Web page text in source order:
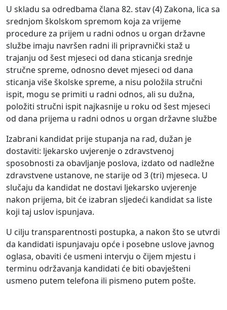
U skladu sa odredbama člana 82. stav (4) Zakona, lica sa
srednjom školskom spremom koja za vrijeme
procedure za prijem u radni odnos u organ državne
službe imaju navršen radni ili pripravnički staž u
trajanju od šest mjeseci od dana sticanja srednje
stručne spreme, odnosno devet mjeseci od dana
sticanja više školske spreme, a nisu položila stručni
ispit, mogu se primiti u radni odnos, ali su dužna,
položiti stručni ispit najkasnije u roku od šest mjeseci
od dana prijema u radni odnos u organ državne službe
Izabrani kandidat prije stupanja na rad, dužan je
dostaviti: ljekarsko uvjerenje о zdravstvenoj
sposobnosti za obavljanje poslova, izdato od nadležne
zdravstvene ustanove, ne starije od 3 (tri) mjeseca. U
slučaju da kandidat ne dostavi ljekarsko uvjerenje
nakon prijema, bit će izabran sljedeći kandidat sa liste
koji taj uslov ispunjava.
U cilju transparentnosti postupka, a nakon što se utvrdi
da kandidati ispunjavaju opće i posebne uslove javnog
oglasa, obaviti će usmeni intervju о čijem mjestu i
terminu održavanja kandidati će biti obavješteni
usmeno putem telefona ili pismeno putem pošte.